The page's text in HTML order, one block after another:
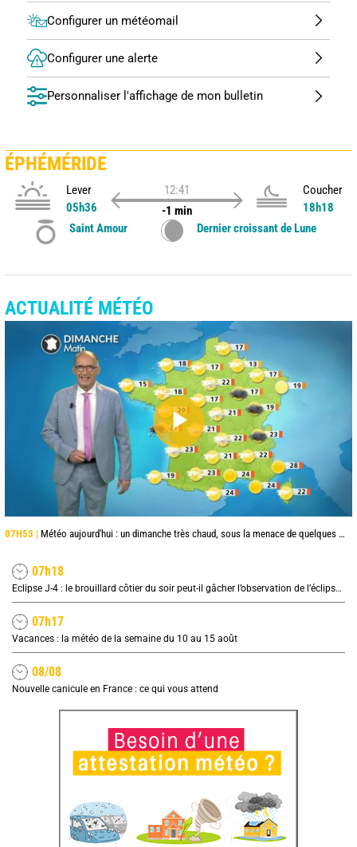
Configurer un météomail
Configurer une alerte
Personnaliser l'affichage de mon bulletin
ÉPHÉMÉRIDE
Lever
05h36
12:41
-1 min
Coucher
18h18
Saint Amour
Dernier croissant de Lune
ACTUALITÉ MÉTÉO
07H53 | Météo aujourd'hui : un dimanche très chaud, sous la menace de quelques orages
07h18
Eclipse J-4 : le brouillard côtier du soir peut-il gâcher l’observation de l’éclipse à la plage ?
07h17
Vacances : la météo de la semaine du 10 au 15 août
08/08
Nouvelle canicule en France : ce qui vous attend